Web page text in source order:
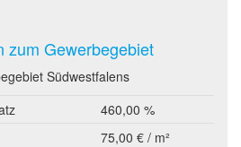
zum Gewerbegebiet
Südwestfalens
460,00 %
75,00 € / m²